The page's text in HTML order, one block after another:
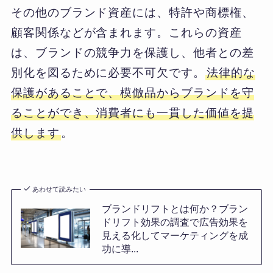
その他のブランド資産には、特許や商標権、
顧客関係などが含まれます。これらの資産
は、ブランドの競争力を保護し、他者との差
別化を図るために必要不可欠です。 法律的な
保護があることで、模倣品からブランドを守
ることができ、消費者にも一貫した価値を提
供します。
あわせて読みたい
ブランドリフトとは何か？ブラン
ドリフト効果の調査で広告効果を
見える化してマーケティングを成
功に導...